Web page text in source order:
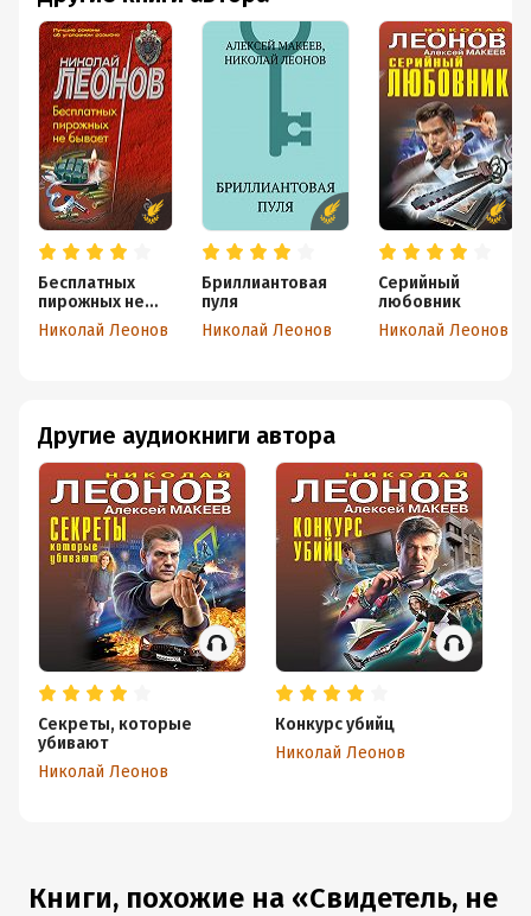
Бесплатных
пирожных не
бывает!
Николай Леонов
Бриллиантовая
пуля
Николай Леонов
Серийный
любовник
Николай Леонов
Другие аудиокниги автора
Секреты, которые
убивают
Николай Леонов
Конкурс убийц
Николай Леонов
Книги, похожие на «Свидетель, не